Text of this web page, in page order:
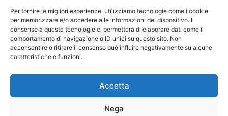
Per fornire le migliori esperienze, utilizziamo tecnologie come i cookie
per memorizzare e/o accedere alle informazioni del dispositivo. Il
consenso a queste tecnologie ci permetterà di elaborare dati come il
comportamento di navigazione o ID unici su questo sito. Non
acconsentire o ritirare il consenso può influire negativamente su alcune
caratteristiche e funzioni.
Accetta
Nega
TRAVELMADE – SEDE:
Via Rinaldo Simen 16
6900 LUGANO (TI)
SWITZERLAND